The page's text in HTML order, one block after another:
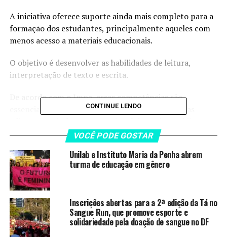
A iniciativa oferece suporte ainda mais completo para a
formação dos estudantes, principalmente aqueles com
menos acesso a materiais educacionais.
O objetivo é desenvolver as habilidades de leitura,
interpretação de texto e escrita.
De acordo com o Impa, essas competências são
essenciais para o desempenho acadêmico e para as
(Enem).
LEIA TAMBÉM
abrem turma de educação em
gênero
SP: Manifestação contesta
CONTINUE LENDO
VOCÊ PODE GOSTAR
Unilab e Instituto Maria da Penha abrem
turma de educação em gênero
Inscrições abertas para a 2ª edição da Tá no
Sangue Run, que promove esporte e
solidariedade pela doação de sangue no DF